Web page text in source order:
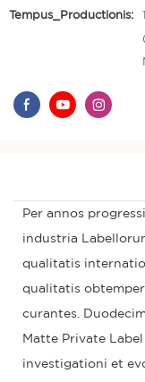
Tempus_Productionis:
Per annos
industria
qualitatis
qualitatis
curantes.
Matte Private
investigationi et